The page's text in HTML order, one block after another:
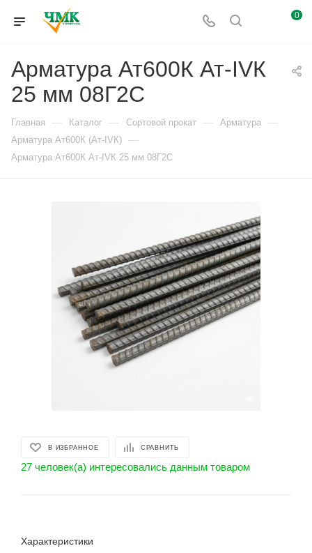
0
Арматура Ат600К Ат-IVК
25 мм 08Г2С
Главная — Каталог — Сортовой прокат — Арматура —
Арматура Ат600К (Ат-IVК) —
Арматура Ат600К Ат-IVК 25 мм 08Г2С
В ИЗБРАННОЕ СРАВНИТЬ
27 человек(а) интересовались данным товаром
Характеристики